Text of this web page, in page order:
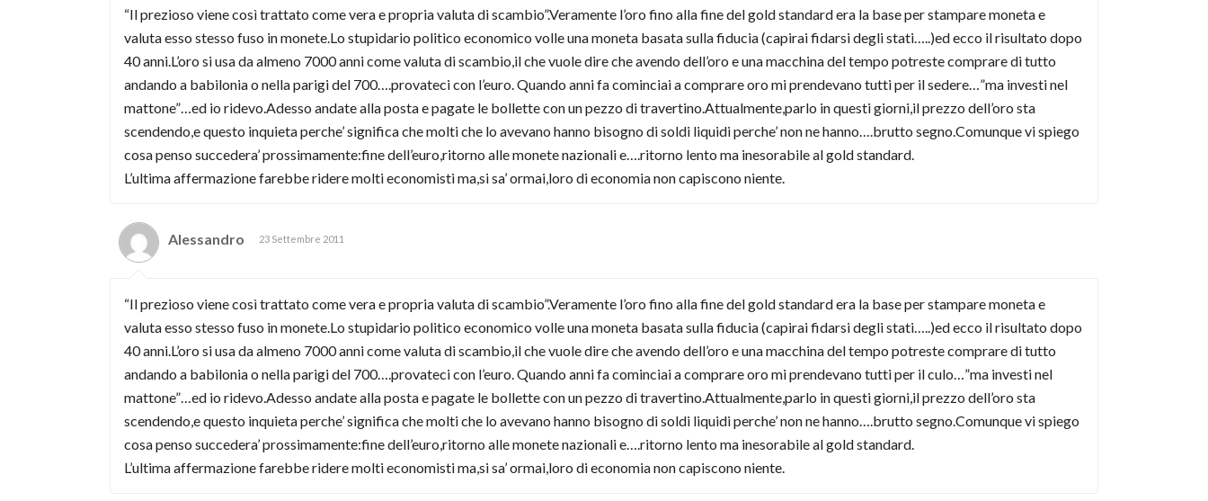
“Il prezioso viene così trattato come vera e propria valuta di scambio”.Veramente l’oro fino alla fine del gold standard era la base per stampare moneta e
valuta esso stesso fuso in monete.Lo stupidario politico economico volle una moneta basata sulla fiducia (capirai fidarsi degli stati…..)ed ecco il risultato dopo
40 anni.L’oro si usa da almeno 7000 anni come valuta di scambio,il che vuole dire che avendo dell’oro e una macchina del tempo potreste comprare di tutto
andando a babilonia o nella parigi del 700….provateci con l’euro. Quando anni fa cominciai a comprare oro mi prendevano tutti per il sedere…”ma investi nel
mattone”…ed io ridevo.Adesso andate alla posta e pagate le bollette con un pezzo di travertino.Attualmente,parlo in questi giorni,il prezzo dell’oro sta
scendendo,e questo inquieta perche’ significa che molti che lo avevano hanno bisogno di soldi liquidi perche’ non ne hanno….brutto segno.Comunque vi spiego
cosa penso succedera’ prossimamente:fine dell’euro,ritorno alle monete nazionali e….ritorno lento ma inesorabile al gold standard.
L’ultima affermazione farebbe ridere molti economisti ma,si sa’ ormai,loro di economia non capiscono niente.
Alessandro 23 Settembre 2011
“Il prezioso viene così trattato come vera e propria valuta di scambio”.Veramente l’oro fino alla fine del gold standard era la base per stampare moneta e
valuta esso stesso fuso in monete.Lo stupidario politico economico volle una moneta basata sulla fiducia (capirai fidarsi degli stati…..)ed ecco il risultato dopo
40 anni.L’oro si usa da almeno 7000 anni come valuta di scambio,il che vuole dire che avendo dell’oro e una macchina del tempo potreste comprare di tutto
andando a babilonia o nella parigi del 700….provateci con l’euro. Quando anni fa cominciai a comprare oro mi prendevano tutti per il culo…”ma investi nel
mattone”…ed io ridevo.Adesso andate alla posta e pagate le bollette con un pezzo di travertino.Attualmente,parlo in questi giorni,il prezzo dell’oro sta
scendendo,e questo inquieta perche’ significa che molti che lo avevano hanno bisogno di soldi liquidi perche’ non ne hanno….brutto segno.Comunque vi spiego
cosa penso succedera’ prossimamente:fine dell’euro,ritorno alle monete nazionali e….ritorno lento ma inesorabile al gold standard.
L’ultima affermazione farebbe ridere molti economisti ma,si sa’ ormai,loro di economia non capiscono niente.